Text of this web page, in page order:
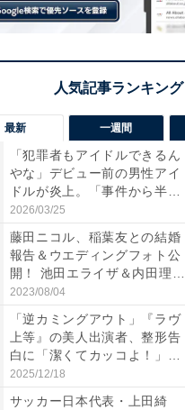
最新 一週間
「犯罪者もアイドルできるん
やな」デビュー前の男性アイ
ドルが炎上。「事件から半年
も...
2026/03/25
藤田ニコル、稲葉友との結婚
報告＆ウエディングフォト公
開！ 池田エライザ＆内田理
央...
2023/08/04
「逆カミングアウト」『ラヴ
上等』の美人出演者、整形告
白に「潔くてカッコよ！」
「好...
2025/12/18
サッカー日本代表・上田綺